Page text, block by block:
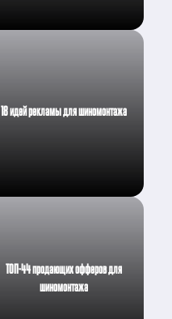
18 идей рекламы для шиномонтажа
ТОП-44 продающих офферов для
шиномонтажа